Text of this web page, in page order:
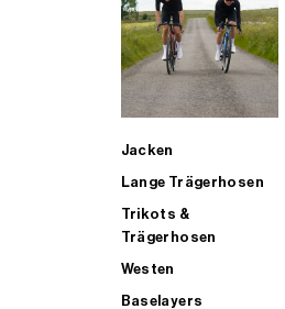
Jacken
Lange Trägerhosen
Trikots &
Trägerhosen
Westen
Baselayers
ALLE TRIATHLONARTIKEL